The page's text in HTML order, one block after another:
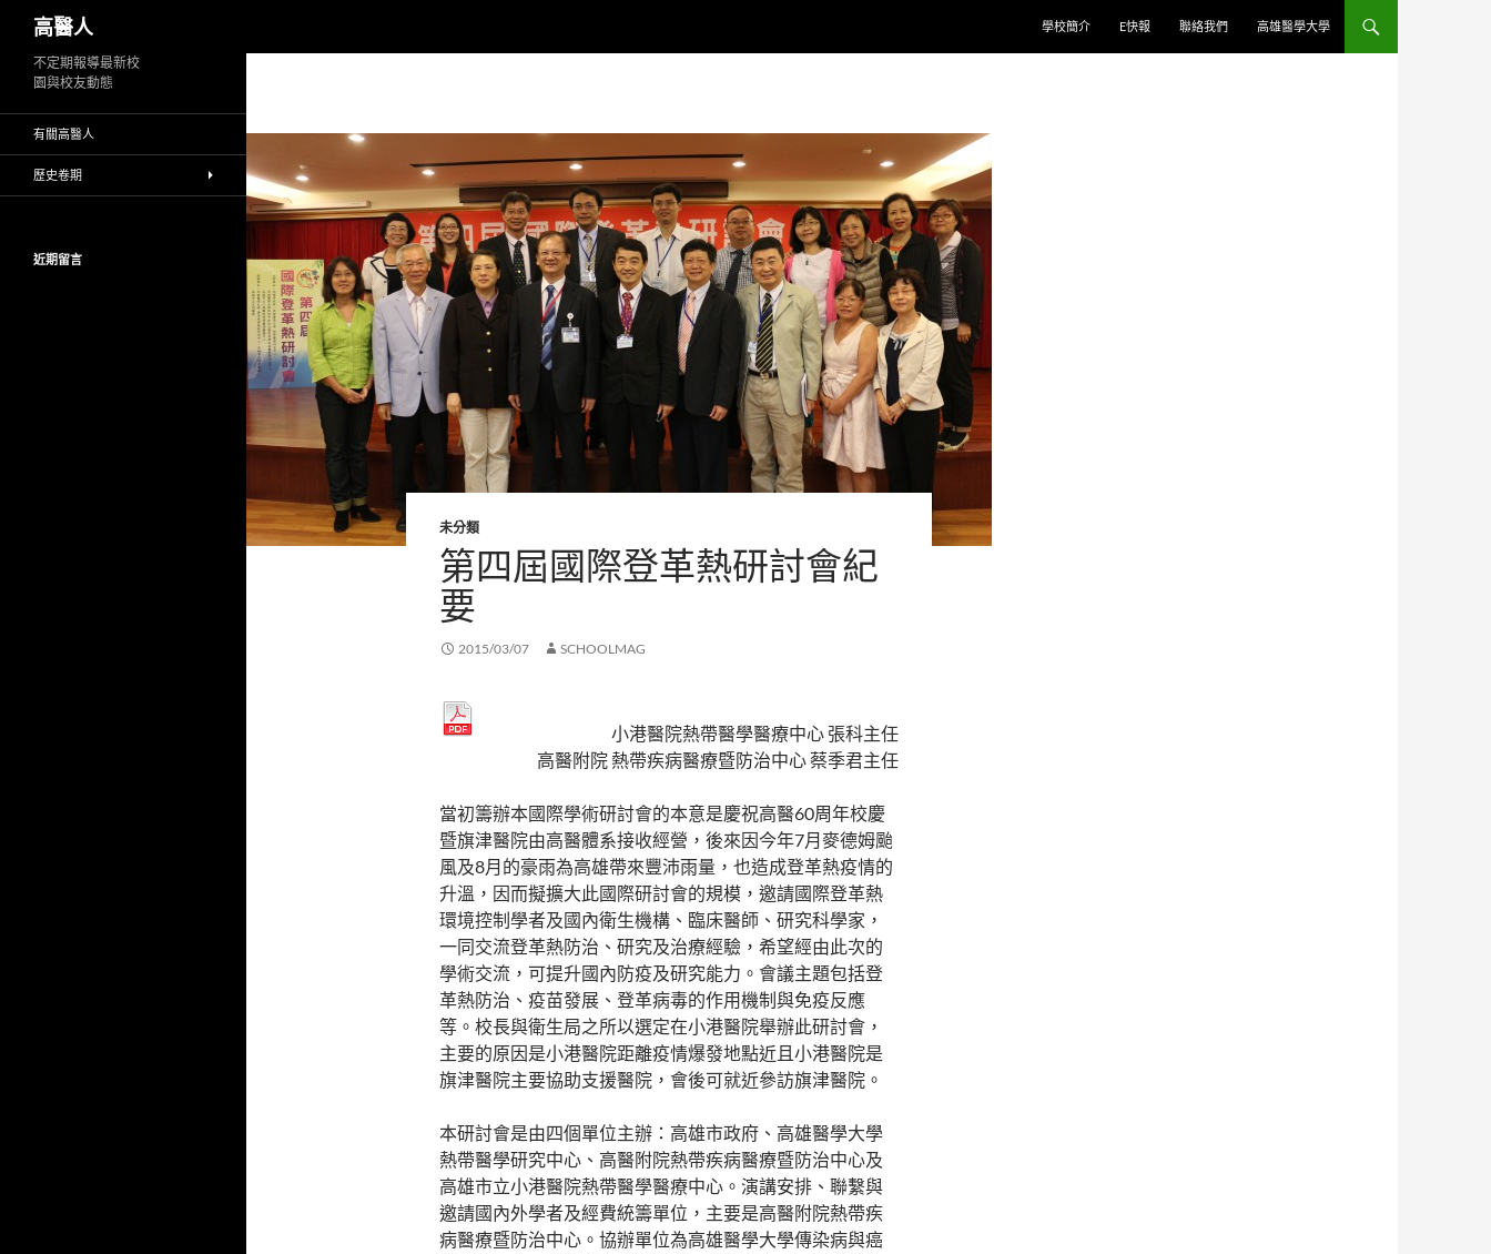
主
容
高醫人 學校簡介 E快報 聯絡我們 高雄醫學大學
未分類
第四屆國際登革熱研討會紀
要
2015/03/07 SCHOOLMAG
小港醫院熱帶醫學醫療中心 張科主任
高醫附院 熱帶疾病醫療暨防治中心 蔡季君主任
當初籌辦本國際學術研討會的本意是慶祝高醫60周年校慶
暨旗津醫院由高醫體系接收經營，後來因今年7月麥德姆颱
風及8月的豪雨為高雄帶來豐沛雨量，也造成登革熱疫情的
升溫，因而擬擴大此國際研討會的規模，邀請國際登革熱
環境控制學者及國內衛生機構、臨床醫師、研究科學家，
一同交流登革熱防治、研究及治療經驗，希望經由此次的
學術交流，可提升國內防疫及研究能力。會議主題包括登
革熱防治、疫苗發展、登革病毒的作用機制與免疫反應
等。校長與衛生局之所以選定在小港醫院舉辦此研討會，
主要的原因是小港醫院距離疫情爆發地點近且小港醫院是
旗津醫院主要協助支援醫院，會後可就近參訪旗津醫院。
本研討會是由四個單位主辦：高雄市政府、高雄醫學大學
熱帶醫學研究中心、高醫附院熱帶疾病醫療暨防治中心及
高雄市立小港醫院熱帶醫學醫療中心。演講安排、聯繫與
邀請國內外學者及經費統籌單位，主要是高醫附院熱帶疾
病醫療暨防治中心。協辦單位為高雄醫學大學傳染病與癌
不定期報導最新校
園與校友動態
有關高醫人
歷史卷期
近期留言